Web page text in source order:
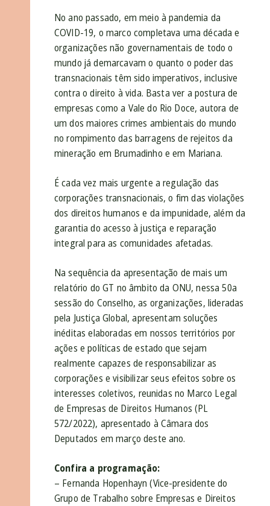
No ano passado, em meio à pandemia da
COVID-19, o marco completava uma década e
organizações não governamentais de todo o
mundo já demarcavam o quanto o poder das
transnacionais têm sido imperativos, inclusive
contra o direito à vida. Basta ver a postura de
empresas como a Vale do Rio Doce, autora de
um dos maiores crimes ambientais do mundo
no rompimento das barragens de rejeitos da
mineração em Brumadinho e em Mariana.
É cada vez mais urgente a regulação das
corporações transnacionais, o fim das violações
dos direitos humanos e da impunidade, além da
garantia do acesso à justiça e reparação
integral para as comunidades afetadas.
Na sequência da apresentação de mais um
relatório do GT no âmbito da ONU, nessa 50a
sessão do Conselho, as organizações, lideradas
pela Justiça Global, apresentam soluções
inéditas elaboradas em nossos territórios por
ações e políticas de estado que sejam
realmente capazes de responsabilizar as
corporações e visibilizar seus efeitos sobre os
interesses coletivos, reunidas no Marco Legal
de Empresas de Direitos Humanos (PL
572/2022), apresentado à Câmara dos
Deputados em março deste ano.
Confira a programação:
– Fernanda Hopenhayn (Vice-presidente do
Grupo de Trabalho sobre Empresas e Direitos